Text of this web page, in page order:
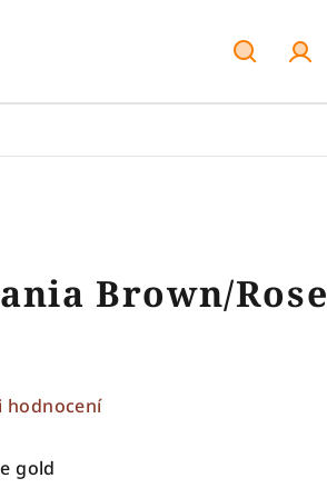
Brown/Rose
hodnocení
gold